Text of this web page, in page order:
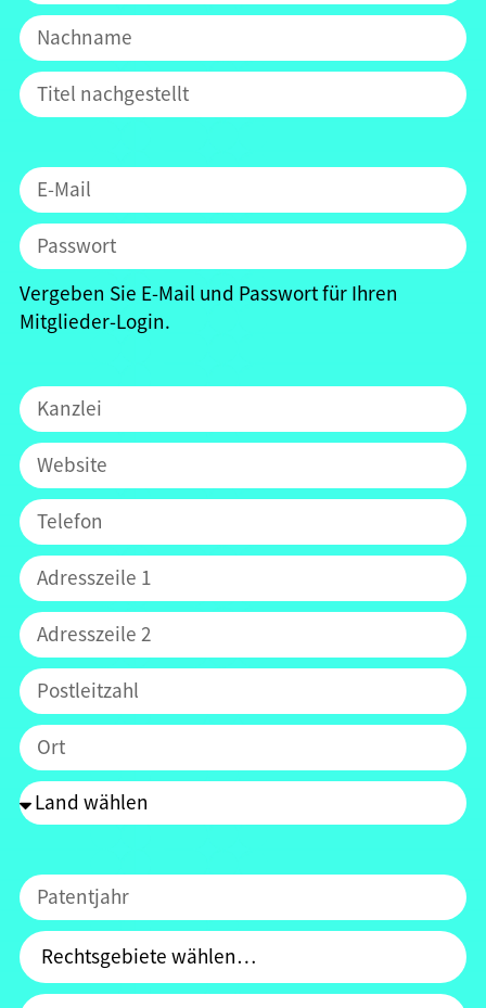
Vergeben Sie E-Mail und Passwort für Ihren
Mitglieder-Login.